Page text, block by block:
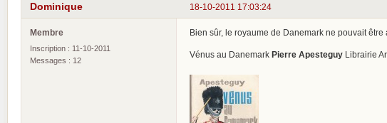
18-10-2011 17:03:24
Dominique
Membre
Inscription : 11-10-2011
Messages : 12
Bien sûr, le royaume de Danemark ne pouvait
Vénus au Danemark Pierre Apesteguy Librairie